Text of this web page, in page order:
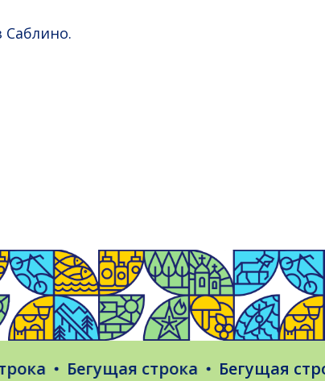
Саблино.
Бегущая строка Бегущая строка